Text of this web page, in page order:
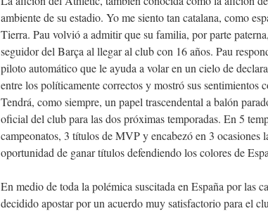
ambiente de su estadio. Yo me siento tan catalana, como
Tierra. Pau volvió a admitir que su familia, por parte
seguidor del Barça al llegar al club con 16 años. Pau
piloto automático que le ayuda a volar en un cielo de
entre los políticamente correctos y mostró sus sentimientos
Tendrá, como siempre, un papel trascendental a balón
oficial del club para las dos próximas temporadas. En 5
campeonatos, 3 títulos de MVP y encabezó en 3 ocasiones
oportunidad de ganar títulos defendiendo los colores de
En medio de toda la polémica suscitada en España por las
decidido apostar por un acuerdo muy satisfactorio para el